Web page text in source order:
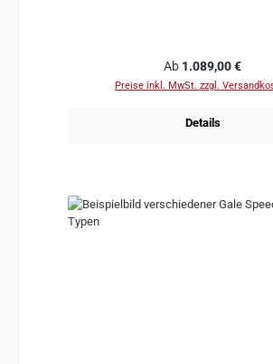
Regulärer Preis:
Ab 1.089,00 €
Preise inkl. MwSt. zzgl.
Details